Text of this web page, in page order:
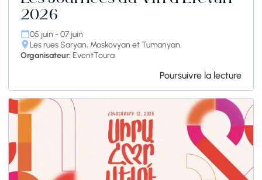
2026
05 juin - 07 juin
Les rues Saryan, Moskovyan et Tumanyan.
Organisateur:EventToura
Poursuivre la lecture